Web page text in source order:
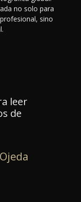
no solo para
sino
leer
de